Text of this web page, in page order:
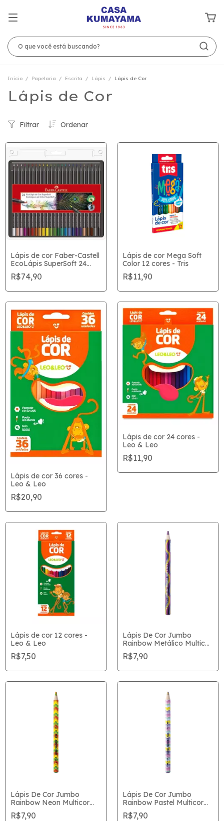
Início / Papelaria / Escrita / Lápis / Lápis de Cor
Lápis de Cor
Ordenar
Filtrar
Lápis de cor Faber-Castell
EcoLápis SuperSoft 24
Cores
R$74,90
Lápis de cor Mega Soft
Color 12 cores - Tris
R$11,90
Lápis de cor 36 cores -
Leo & Leo
R$20,90
Lápis de cor 24 cores -
Leo & Leo
R$11,90
Lápis de cor 12 cores -
Leo & Leo
R$7,50
Lápis De Cor Jumbo
Rainbow Metálico Multicor
Tris Unitário
R$7,90
Lápis De Cor Jumbo
Rainbow Neon Multicor
Tris Unitário
R$7,90
Lápis De Cor Jumbo
Rainbow Pastel Multicor
Tris Unitário
R$7,90